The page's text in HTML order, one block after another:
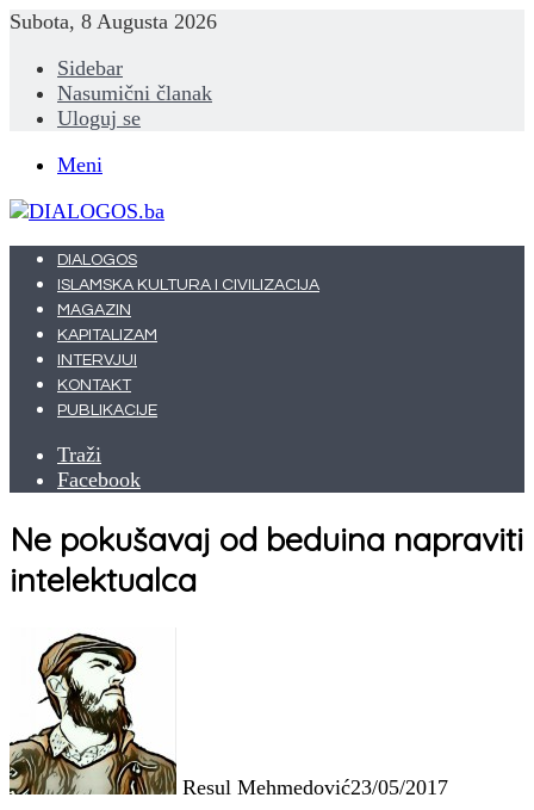
Subota, 8 Augusta 2026
Sidebar
Nasumični članak
Uloguj se
Meni
DIALOGOS
ISLAMSKA KULTURA I CIVILIZACIJA
MAGAZIN
KAPITALIZAM
INTERVJUI
KONTAKT
PUBLIKACIJE
Traži
Facebook
Ne pokušavaj od beduina napraviti
intelektualca
Resul Mehmedović23/05/2017